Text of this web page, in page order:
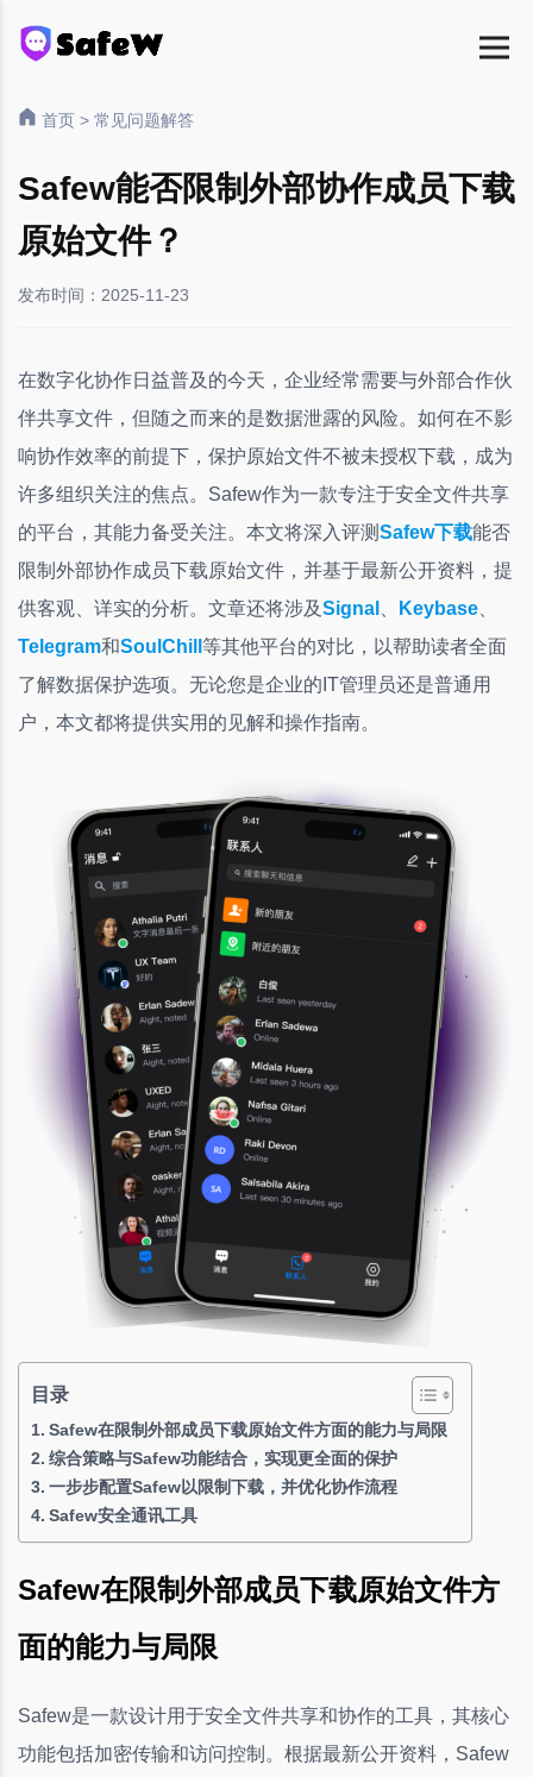
首页 > 常见问题解答
Safew能否限制外部协作成员下载
原始文件？
发布时间：2025-11-23
在数字化协作日益普及的今天，企业经常需要与外部合作伙
伴共享文件，但随之而来的是数据泄露的风险。如何在不影
响协作效率的前提下，保护原始文件不被未授权下载，成为
许多组织关注的焦点。Safew作为一款专注于安全文件共享
的平台，其能力备受关注。本文将深入评测Safew下载能否
限制外部协作成员下载原始文件，并基于最新公开资料，提
供客观、详实的分析。文章还将涉及Signal Keybase
Telegram和SoulChill 等其他平台的对比，以帮助读者全面
了解数据保护选项。无论您是企业的IT管理员还是普通用
户，本文都将提供实用的见解和操作指南。
目录
Safew在限制外部成员下载原始文件方面的能力与局限
综合策略与Safew功能结合，实现更全面的保护
一步步配置Safew以限制下载，并优化协作流程
Safew安全通讯工具
Safew在限制外部成员下载原始文件方
面的能力与局限
Safew是一款设计用于安全文件共享和协作的工具，其核心
功能包括加密传输和访问控制。根据最新公开资料，Safew